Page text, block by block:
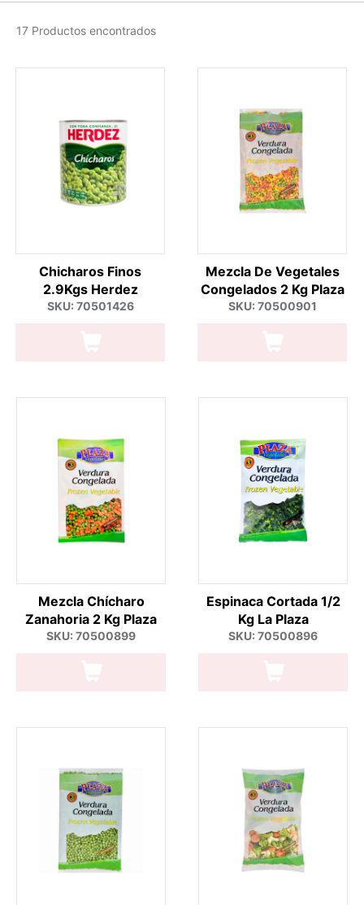
17 Productos encontrados
Chicharos Finos
2.9Kgs Herdez
SKU: 70501426
Mezcla De Vegetales
Congelados 2 Kg Plaza
SKU: 70500901
Mezcla Chícharo
Zanahoria 2 Kg Plaza
SKU: 70500899
Espinaca Cortada 1/2
Kg La Plaza
SKU: 70500896